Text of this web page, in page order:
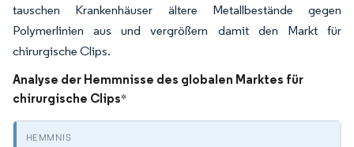
tauschen Krankenhäuser ältere Metallbestände gegen
Polymerlinien aus und vergrößern damit den Markt für
chirurgische Clips.
Analyse der Hemmnisse des globalen Marktes für
chirurgische Clips*